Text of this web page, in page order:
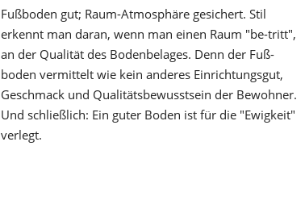
Fußboden gut; Raum-Atmosphäre gesichert. Stil
erkennt man daran, wenn man einen Raum "be-tritt",
an der Qualität des Boden­belages. Denn der Fuß­
boden vermittelt wie kein anderes Einrichtungs­gut,
Geschmack und Qualitäts­bewusstsein der Bewohner.
Und schließlich: Ein guter Boden ist für die "Ewigkeit"
verlegt.